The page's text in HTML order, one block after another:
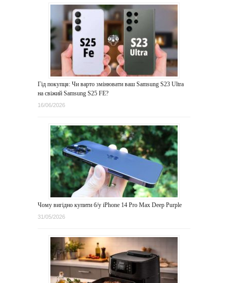
Гід покупця: Чи варто змінювати ваш Samsung S23 Ultra
на свіжий Samsung S25 FE?
16/06/2026
Чому вигідно купити б/у iPhone 14 Pro Max Deep Purple
31/05/2026